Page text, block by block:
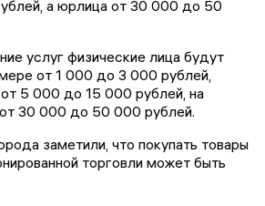
а юрлица от 30 000 до 50
услуг физические лица будут
от 1 000 до 3 000 рублей,
5 000 до 15 000 рублей, на
30 000 до 50 000 рублей.
заметили, что покупать товары
торговли может быть